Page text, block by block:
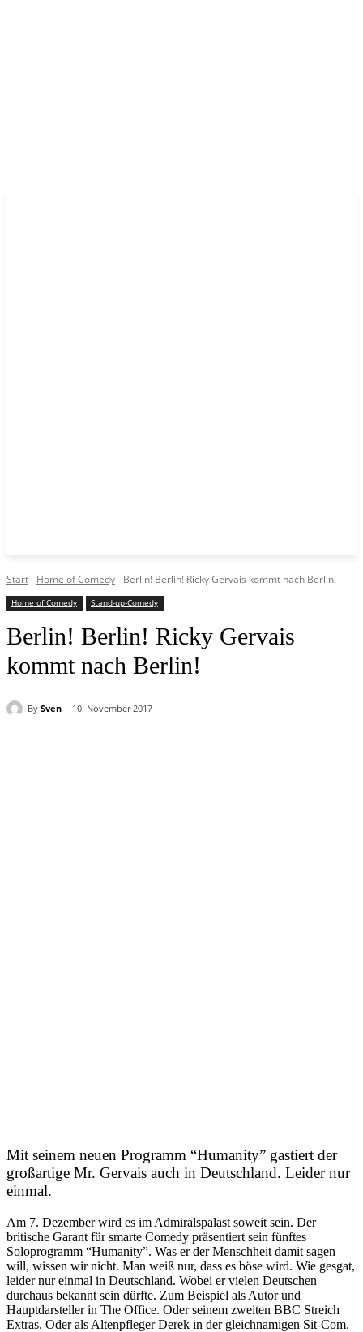
Start Home of Comedy Berlin! Berlin! Ricky Gervais kommt nach Berlin!
Home of Comedy Stand-up-Comedy
Berlin! Berlin! Ricky Gervais
kommt nach Berlin!
By Sven 10. November 2017
Mit seinem neuen Programm “Humanity” gastiert der
großartige Mr. Gervais auch in Deutschland. Leider nur
einmal.
Am 7. Dezember wird es im Admiralspalast soweit sein. Der
britische Garant für smarte Comedy präsentiert sein fünftes
Soloprogramm “Humanity”. Was er der Menschheit damit sagen
will, wissen wir nicht. Man weiß nur, dass es böse wird. Wie gesgat,
leider nur einmal in Deutschland. Wobei er vielen Deutschen
durchaus bekannt sein dürfte. Zum Beispiel als Autor und
Hauptdarsteller in The Office. Oder seinem zweiten BBC Streich
Extras. Oder als Altenpfleger Derek in der gleichnamigen Sit-Com.